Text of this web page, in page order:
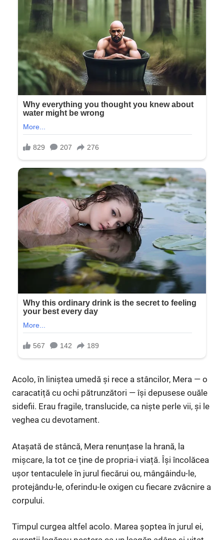
Acolo, în liniștea umedă și rece a stâncilor, Mera — o
caracatiță cu ochi pătrunzători — își depusese ouăle
sidefii. Erau fragile, translucide, ca niște perle vii, și le
veghea cu devotament.
Atașată de stâncă, Mera renunțase la hrană, la
mișcare, la tot ce ține de propria-i viață. Își încolăcea
ușor tentaculele în jurul fiecărui ou, mângâindu-le,
protejându-le, oferindu-le oxigen cu fiecare zvâcnire a
corpului.
Timpul curgea altfel acolo. Marea șoptea în jurul ei,